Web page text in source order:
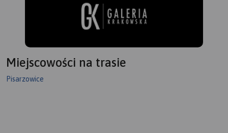
Miejscowości na trasie
Pisarzowice